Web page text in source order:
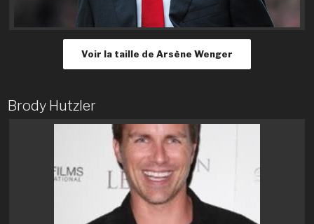
Voir la taille de Arsène Wenger
Brody Hutzler